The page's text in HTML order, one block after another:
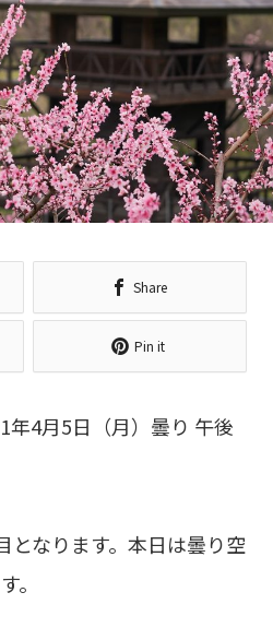
Share
Pin it
年4月5日（月）曇り 午後
となります。本日は曇り空
。